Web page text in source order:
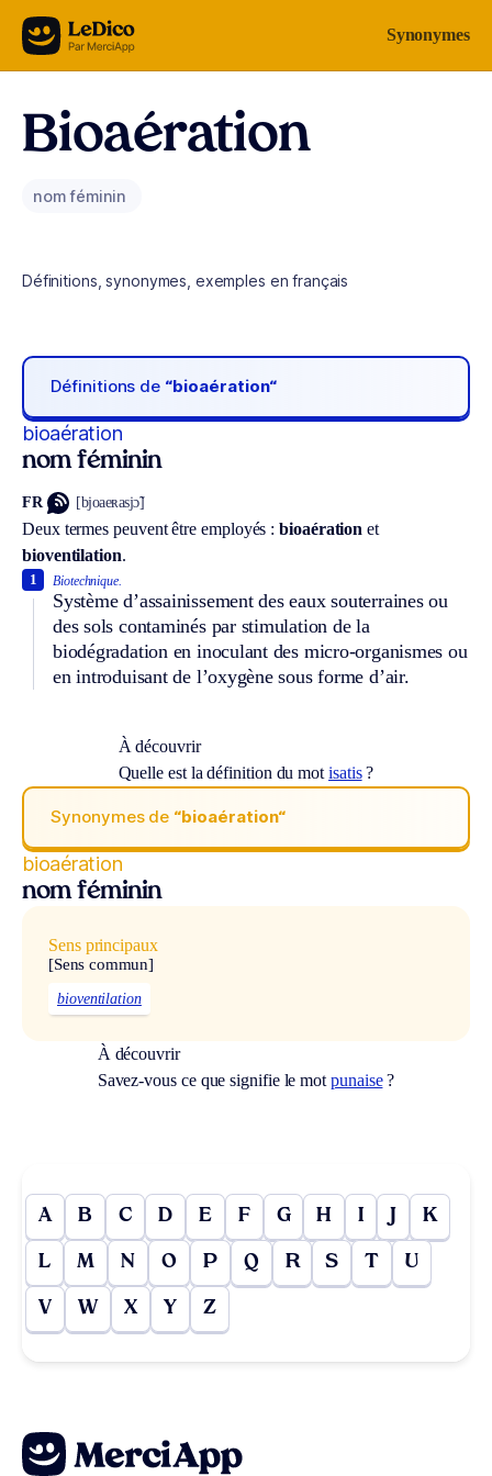
Aller au contenu Synonymes
Bioaération
nom féminin
Définitions, synonymes, exemples en français
Définitions de “bioaération“
bioaération
nom féminin
FR [bjoaeʀasjɔ̃]
Deux termes peuvent être employés :bioaération et
bioventilation.
Biotechnique.
Système d’assainissement des eaux souterraines ou
des sols contaminés par stimulation de la
biodégradation en inoculant des micro-organismes ou
en introduisant de l’oxygène sous forme d’air.
1
À découvrir
Quelle est la définition du motisatis?
Synonymes de “bioaération“
bioaération
nom féminin
Sens principaux
[Sens commun]
bioventilation
À découvrir
Savez-vous ce que signifie le mot punaise?
A B C D E F G H I J K
L M N O P Q R S T U
V W X Y Z